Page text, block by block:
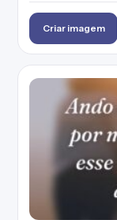
Criar imagem